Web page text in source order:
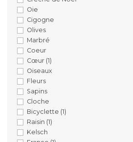
Oie
Cigogne
Olives
Marbré
Coeur
Cœur (1)
Oiseaux
Fleurs
Sapins
Cloche
Bicyclette (1)
Raisin (1)
Kelsch